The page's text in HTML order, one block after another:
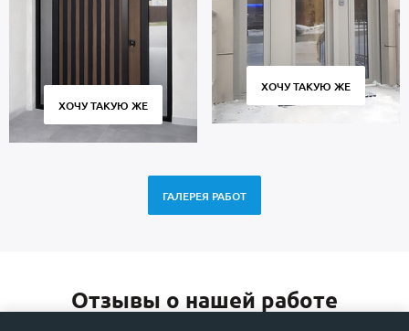
ХОЧУ ТАКУЮ ЖЕ
ХОЧУ ТАКУЮ ЖЕ
ГАЛЕРЕЯ РАБОТ
Отзывы о нашей работе